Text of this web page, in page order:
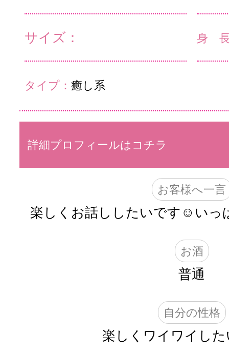
サイズ： 身
タイプ： 癒し系
詳細プロフィールはコチラ
お客様へ一言
楽しくお話ししたいです☺️いっ
お酒
普通
自分の性格
楽しくワイワイし